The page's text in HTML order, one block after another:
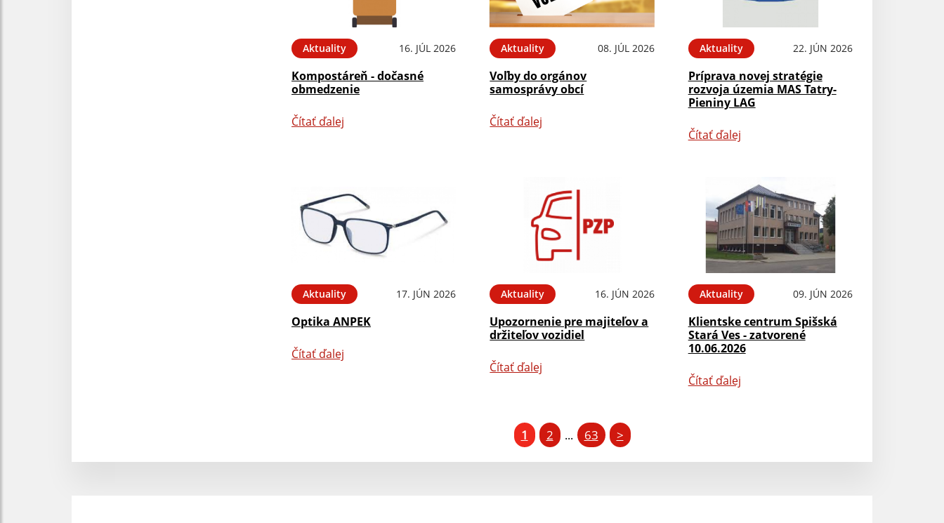
Aktuality 16. JÚL 2026
Kompostáreň - dočasné
obmedzenie
Čítať ďalej
Aktuality 08. JÚL 2026
Voľby do orgánov
samosprávy obcí
Čítať ďalej
Aktuality 22. JÚN 2026
Príprava novej stratégie
rozvoja územia MAS Tatry-
Pieniny LAG
Čítať ďalej
Aktuality 17. JÚN 2026
Optika ANPEK
Čítať ďalej
Aktuality 16. JÚN 2026
Upozornenie pre majiteľov a
držiteľov vozidiel
Čítať ďalej
Aktuality 09. JÚN 2026
Klientske centrum Spišská
Stará Ves - zatvorené
10.06.2026
Čítať ďalej
1 2 ... 63 >